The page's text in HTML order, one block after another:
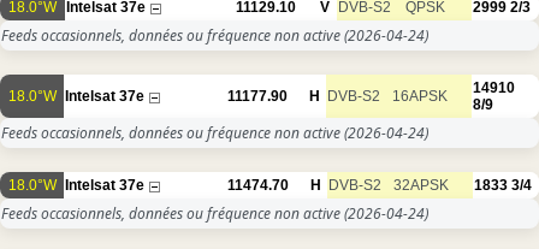
18.0°W Intelsat 37e 11129.10 V DVB-S2 QPSK 2999 2/3
Feeds occasionnels, données ou fréquence non active(2026-04-24)
18.0°W Intelsat 37e 11177.90 H DVB-S2 16APSK
14910
8/9
Feeds occasionnels, données ou fréquence non active(2026-04-24)
18.0°W Intelsat 37e 11474.70 H DVB-S2 32APSK 1833 3/4
Feeds occasionnels, données ou fréquence non active(2026-04-24)